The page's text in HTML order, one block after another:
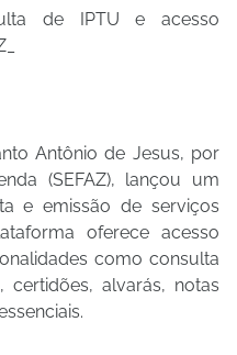
de IPTU e acesso
Antônio de Jesus, por
(SEFAZ), lançou um
e emissão de serviços
oferece acesso
como consulta
certidões, alvarás, notas